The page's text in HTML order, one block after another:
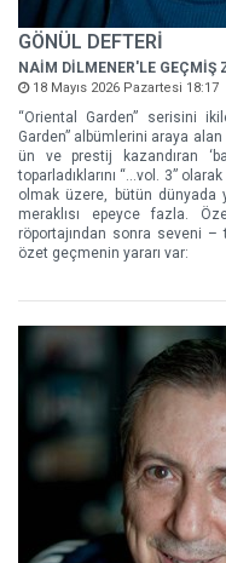
GÖNÜL DEFTERİ
NAİM DİLMENER'LE GEÇMİŞ
18 Mayıs 2026 Pazartesi 18:17
“Oriental Garden” serisini
Garden” albümlerini araya
ün ve prestij kazandıran
toparladıklarını “…vol. 3”
olmak üzere, bütün dünyada
meraklısı epeyce fazla.
röportajından sonra seveni –
özet geçmenin yararı var: